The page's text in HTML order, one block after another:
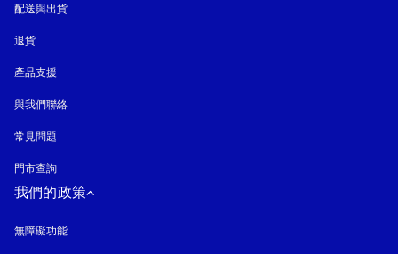
配送與出貨
退貨
產品支援
與我們聯絡
常見問題
門市查詢
我們的政策
無障礙功能